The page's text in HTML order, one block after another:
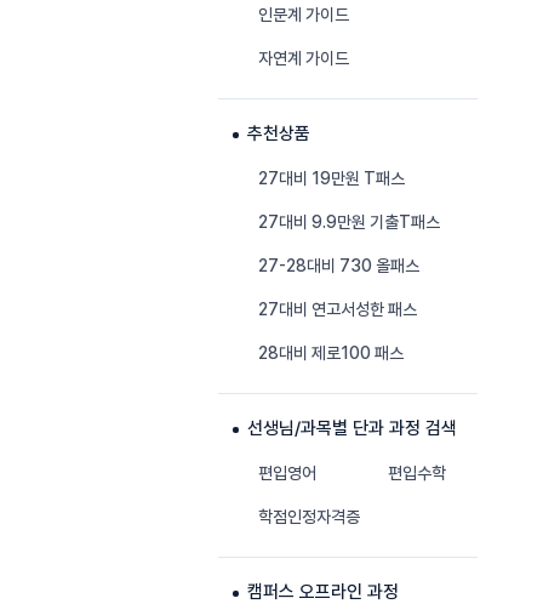
인문계 가이드
자연계 가이드
추천상품
27대비 19만원 T패스
27대비 9.9만원 기출T패스
27-28대비 730 올패스
27대비 연고서성한 패스
28대비 제로100 패스
선생님/과목별 단과 과정 검색
편입영어 편입수학
학점인정자격증
캠퍼스 오프라인 과정